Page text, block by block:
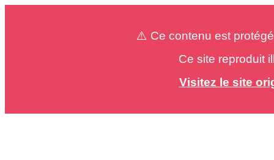
⚠️ Ce contenu est
Ce site reproduit
Visitez le site